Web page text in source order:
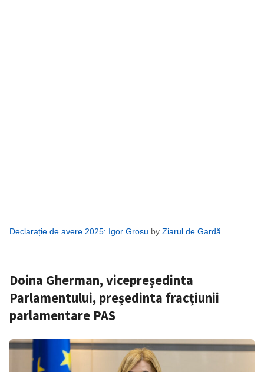
Declarație de avere 2025: Igor Grosu by Ziarul de Gardă
Doina Gherman, vicepreședinta
Parlamentului, președinta fracțiunii
parlamentare PAS